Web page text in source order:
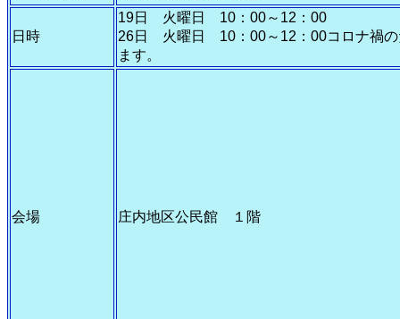
日時
19日 火曜日 10：00～12：00
26日 火曜日 10：00～12：00コロナ禍の
ます。
会場 庄内地区公民館 １階